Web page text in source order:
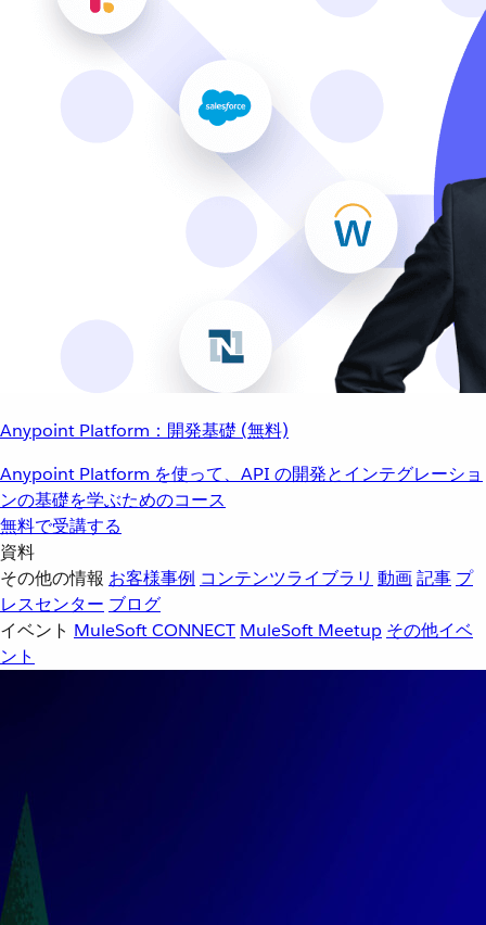
Anypoint Platform：開発基礎 (無料)
Anypoint Platform を使って、API の開発とインテグレーショ
ンの基礎を学ぶためのコース
無料で受講する
資料
その他の情報 お客様事例 コンテンツライブラリ 動画記事 プ
レスセンター ブログ
イベント MuleSoft CONNECT MuleSoft Meetup その他イベ
ント